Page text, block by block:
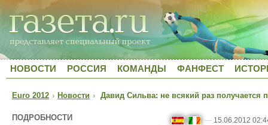
НОВОСТИ РОССИЯ КОМАНДЫ ФАНФЕСТ
Euro 2012 › Новости › Давид Сильва: не всякий раз получается
ПОДРОБНОСТИ — 15.06.2012